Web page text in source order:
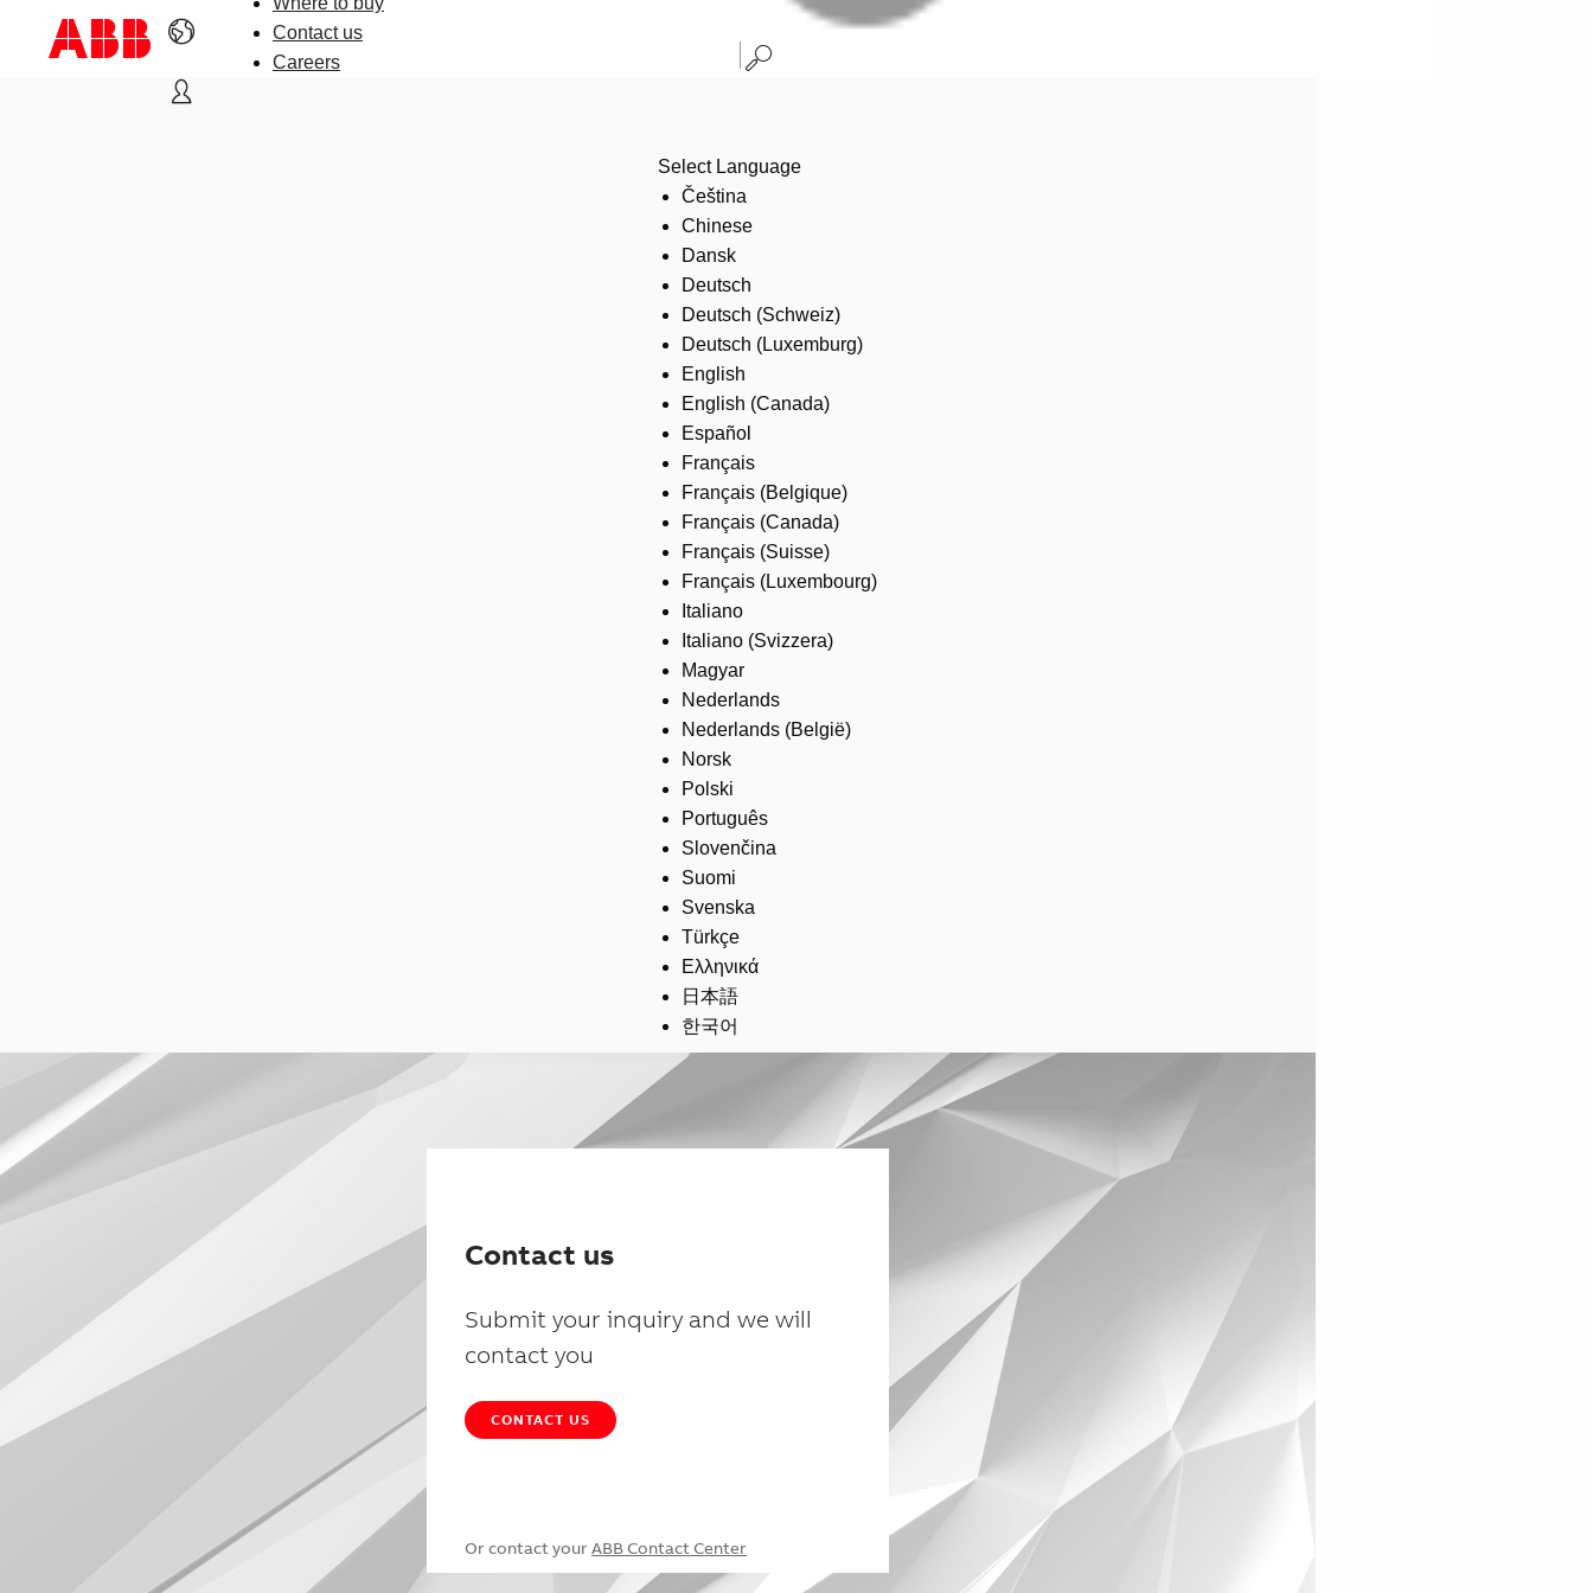
Contact us
Careers
Select Language
Čeština
Chinese
Dansk
Deutsch
Deutsch (Schweiz)
Deutsch (Luxemburg)
English
English (Canada)
Español
Français
Français (Belgique)
Français (Canada)
Français (Suisse)
Français (Luxembourg)
Italiano
Italiano (Svizzera)
Magyar
Nederlands
Nederlands (België)
Norsk
Polski
Português
Slovenčina
Suomi
Svenska
Türkçe
Ελληνικά
日本語
한국어
Contact us
Submit your inquiry and we will
contact you
CONTACT US
Or contact your ABB Contact Center